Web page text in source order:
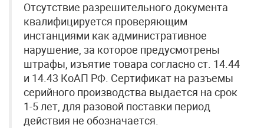
Отсутствие разрешительного документа
квалифицируется проверяющим
инстанциями как административное
нарушение, за которое предусмотрены
штрафы, изъятие товара согласно ст. 14.44
и 14.43 КоАП РФ. Сертификат на разъемы
серийного производства выдается на срок
1-5 лет, для разовой поставки период
действия не обозначается.